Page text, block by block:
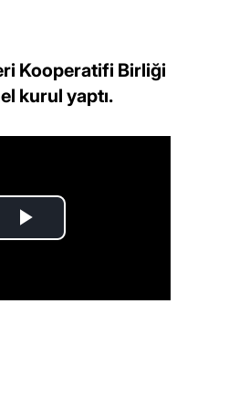
Kooperatifi Birliği
kurul yaptı.